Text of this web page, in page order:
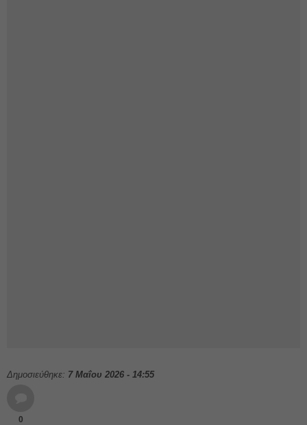
Δημοσιεύθηκε: 7 Μαΐου 2026 - 14:55
0